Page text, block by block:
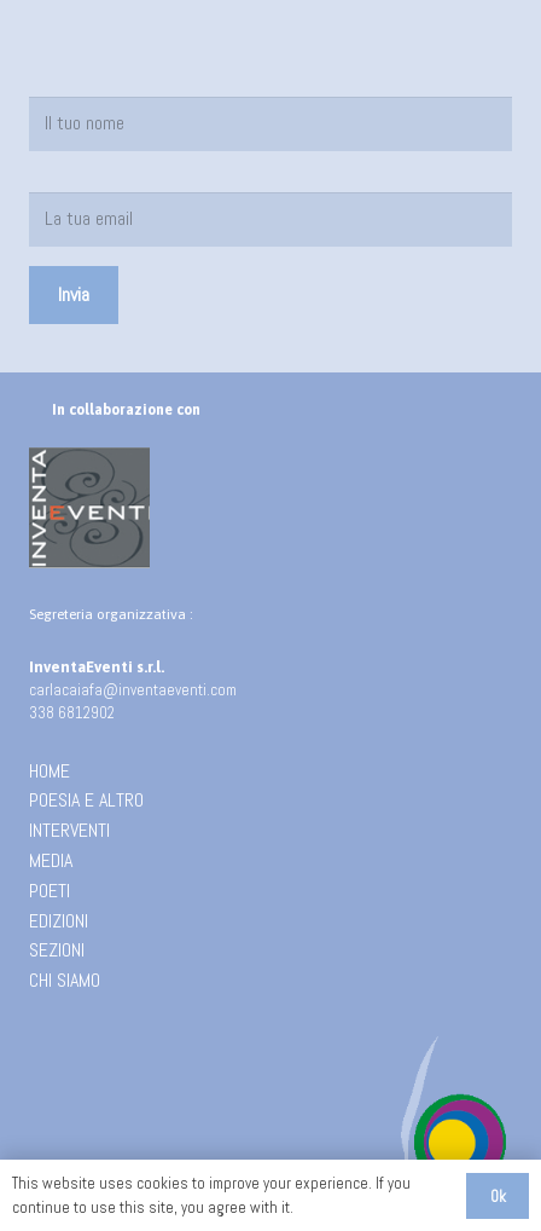
In collaborazione con
Segreteria organizzativa :
InventaEventi s.r.l.
carlacaiafa@inventaeventi.com
338 6812902
HOME
POESIA E ALTRO
INTERVENTI
MEDIA
POETI
EDIZIONI
SEZIONI
CHI SIAMO
This website uses cookies to improve your experience. If you
continue to use this site, you agree with it.
Ok